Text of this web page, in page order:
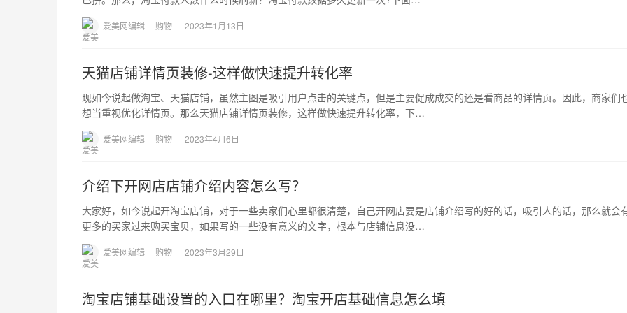
爱美网编辑 购物 2023年1月13日
天猫店铺详情页装修-这样做快速提升转化率
现如今说起做淘宝、天猫店铺，虽然主图是吸引用户点击的关键点，但是主要促成成交的还是看商品的详情页。因此，商家们
想当重视优化详情页。那么天猫店铺详情页装修，这样做快速提升转化率，下…
爱美网编辑 购物 2023年4月6日
介绍下开网店店铺介绍内容怎么写？
大家好，如今说起开淘宝店铺，对于一些卖家们心里都很清楚，自己开网店要是店铺介绍写的好的话，吸引人的话，那么就会
更多的买家过来购买宝贝，如果写的一些没有意义的文字，根本与店铺信息没…
爱美网编辑 购物 2023年3月29日
淘宝店铺基础设置的入口在哪里？淘宝开店基础信息怎么填